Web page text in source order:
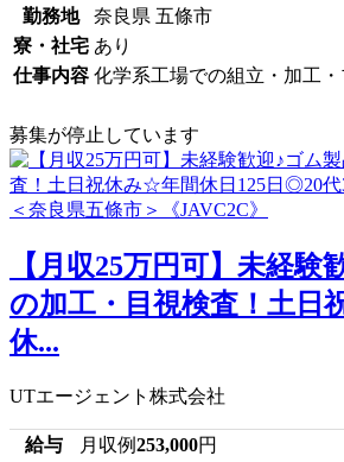
勤務地
奈良県 五條市
寮・社宅 あり
仕事内容 化学系工場での組立・加工・
募集が停止しています
【月収25万円可】未経験
の加工・目視検査！土日
休...
UTエージェント株式会社
給与 月収例253,000円